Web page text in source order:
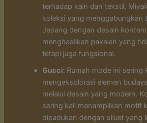
terhadap kain dan tekstil,
koleksi yang menggabungkan
Jepang dengan desain
menghasilkan pakaian yang
tetapi juga fungsional.
Gucci: Rumah mode ini sering
mengeksplorasi elemen
melalui desain yang modern.
sering kali menampilkan motif
dipadukan dengan siluet yang